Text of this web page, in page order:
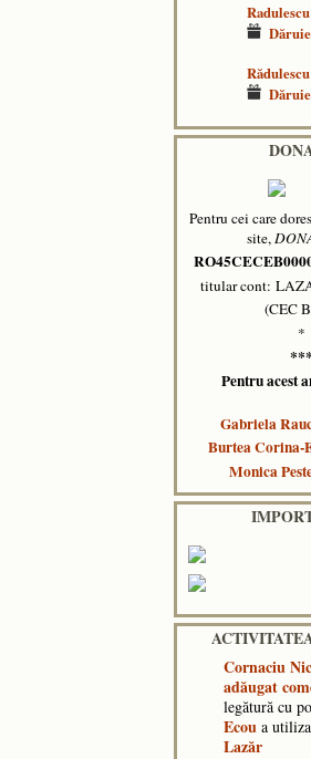
Pentru cei care
site,
titular cont:
(CEC
*
***
Pentru acest
Gabriela
Burtea Corina-
Monica
Cornaciu
adăugat
legătură cu
Ecou a
Lazăr